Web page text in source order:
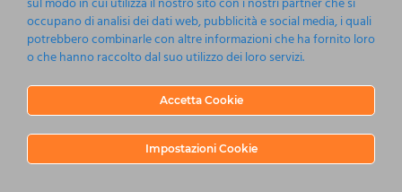
Invia
occupano di analisi dei dati web, pubblicità e social media, i quali
potrebbero combinarle con altre informazioni che ha fornito loro
o che hanno raccolto dal suo utilizzo dei loro servizi.
Accetta Cookie
Impostazioni Cookie